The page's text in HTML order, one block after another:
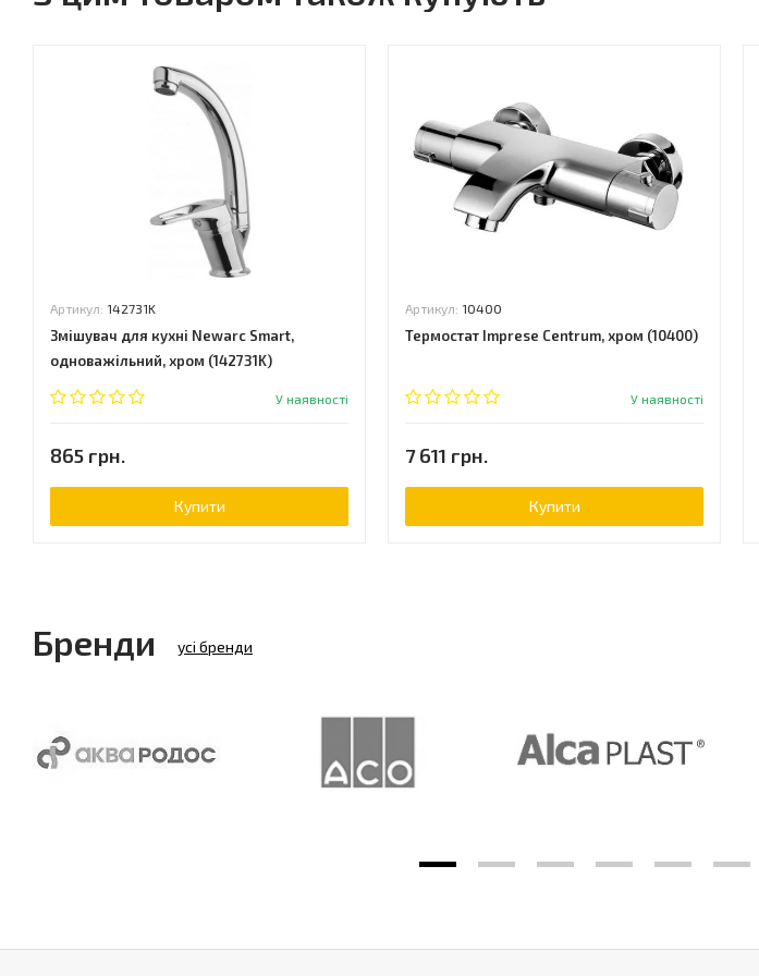
Артикул: 142731K
Змішувач для кухні Newarc Smart,
одноважільний, хром (142731K)
У наявності
865 грн.
Купити
Артикул: 10400
Термостат Imprese Centrum, хром (10400)
У наявності
7 611 грн.
Купити
Бренди усі бренди